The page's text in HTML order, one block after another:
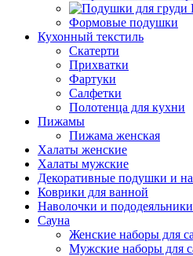
Формовые подушки
Кухонный текстиль
Скатерти
Прихватки
Фартуки
Салфетки
Полотенца для кухни
Пижамы
Пижама женская
Халаты женские
Халаты мужские
Декоративные подушки и
Коврики для ванной
Наволочки и пододеяльники
Сауна
Женские наборы для
Мужские наборы для